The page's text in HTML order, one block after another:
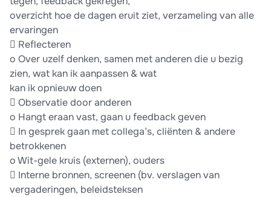
overzicht hoe de dagen eruit ziet, verzameling van alle
ervaringen
 Reflecteren
o Over uzelf denken, samen met anderen die u bezig
zien, wat kan ik aanpassen & wat
kan ik opnieuw doen
 Observatie door anderen
o Hangt eraan vast, gaan u feedback geven
 In gesprek gaan met collega’s, cliënten & andere
betrokkenen
o Wit-gele kruis (externen), ouders
 Interne bronnen, screenen (bv. verslagen van
vergaderingen, beleidsteksen